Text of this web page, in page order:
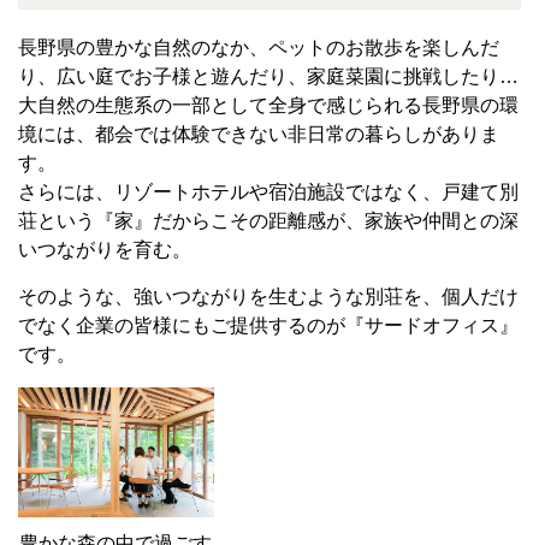
長野県の豊かな自然のなか、ペットのお散歩を楽しんだ
り、広い庭でお子様と遊んだり、家庭菜園に挑戦したり…
大自然の生態系の一部として全身で感じられる長野県の環
境には、都会では体験できない非日常の暮らしがありま
す。
さらには、リゾートホテルや宿泊施設ではなく、戸建て別
荘という『家』だからこその距離感が、家族や仲間との深
いつながりを育む。
そのような、強いつながりを生むような別荘を、個人だけ
でなく企業の皆様にもご提供するのが『サードオフィス』
です。